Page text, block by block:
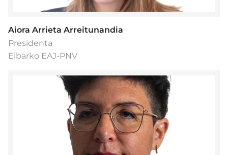
Aiora Arrieta Arreitunandia
Presidenta
Eibarko EAJ-PNV